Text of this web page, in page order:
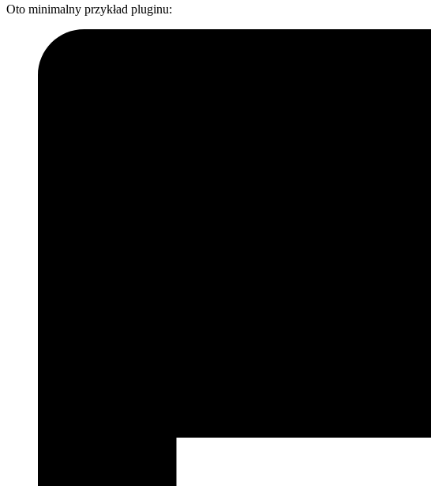
Oto minimalny przykład pluginu: